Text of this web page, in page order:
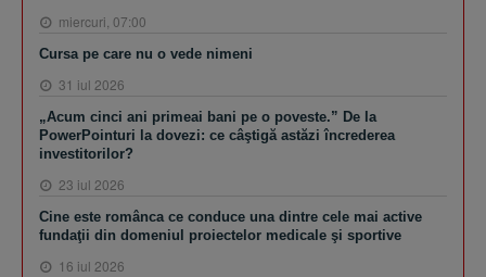
miercuri, 07:00
Cursa pe care nu o vede nimeni
31 iul 2026
„Acum cinci ani primeai bani pe o poveste.” De la
PowerPointuri la dovezi: ce câştigă astăzi încrederea
investitorilor?
23 iul 2026
Cine este românca ce conduce una dintre cele mai active
fundaţii din domeniul proiectelor medicale şi sportive
16 iul 2026